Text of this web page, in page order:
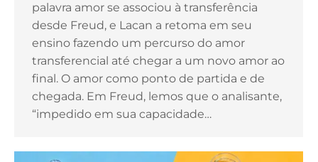
palavra amor se associou à transferência
desde Freud, e Lacan a retoma em seu
ensino fazendo um percurso do amor
transferencial até chegar a um novo amor ao
final. O amor como ponto de partida e de
chegada. Em Freud, lemos que o analisante,
“impedido em sua capacidade…